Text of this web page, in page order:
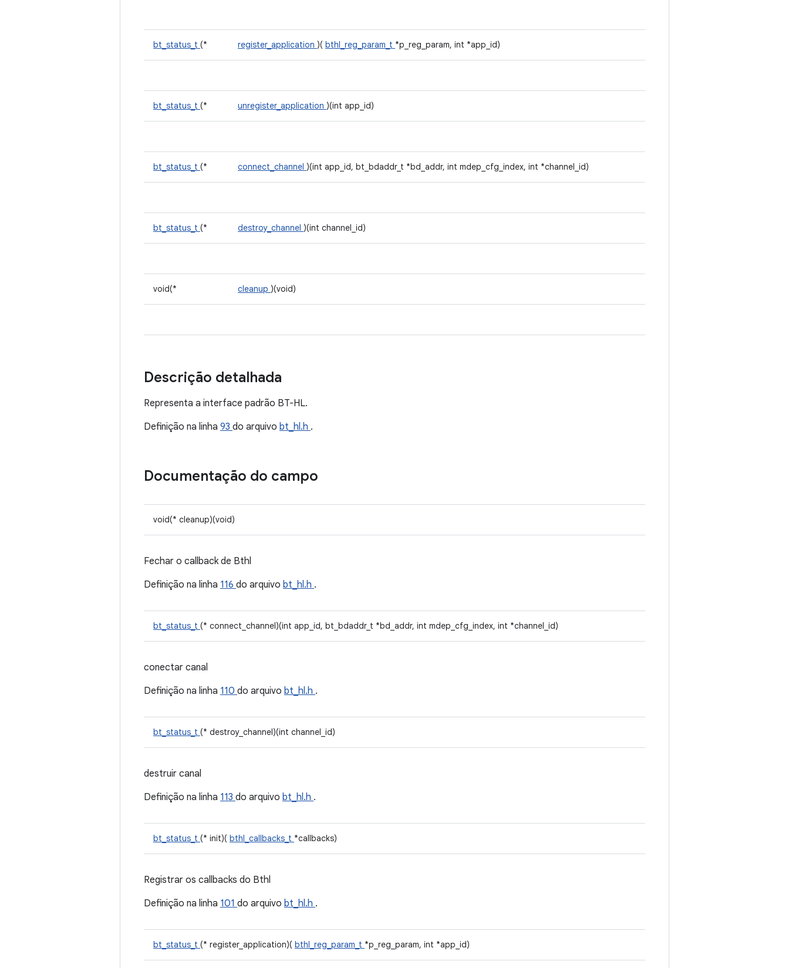
bt_status_t (* register_application )( bthl_reg_param_t *p_reg_param, int *app_id)
bt_status_t (* unregister_application )(int app_id)
bt_status_t (* connect_channel )(int app_id, bt_bdaddr_t *bd_addr, int mdep_cfg_index, int *channel_id)
bt_status_t (* destroy_channel )(int channel_id)
void(* cleanup )(void)
Descrição detalhada
Representa a interface padrão BT-HL.
Definição na linha 93 do arquivo bt_hl.h .
Documentação do campo
void(* cleanup)(void)
Fechar o callback de Bthl
Definição na linha 116 do arquivo bt_hl.h .
bt_status_t (* connect_channel)(int app_id, bt_bdaddr_t *bd_addr, int mdep_cfg_index, int *channel_id)
conectar canal
Definição na linha 110 do arquivo bt_hl.h .
bt_status_t (* destroy_channel)(int channel_id)
destruir canal
Definição na linha 113 do arquivo bt_hl.h .
bt_status_t (* init)( bthl_callbacks_t *callbacks)
Registrar os callbacks do Bthl
Definição na linha 101 do arquivo bt_hl.h .
bt_status_t (* register_application)( bthl_reg_param_t *p_reg_param, int *app_id)